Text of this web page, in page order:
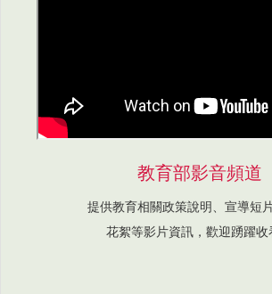
教育部影音頻道
提供教育相關政策說明、宣導短
花絮等影片資訊，歡迎踴躍收